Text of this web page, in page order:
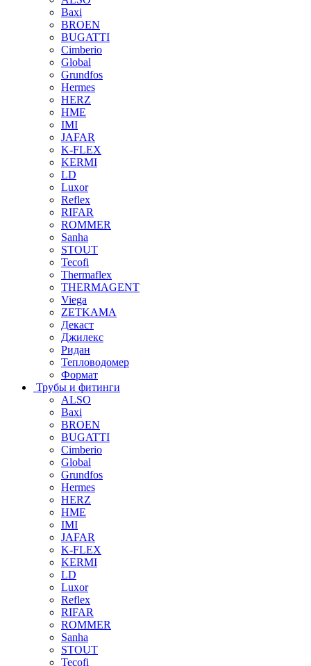
Baxi
BROEN
BUGATTI
Cimberio
Global
Grundfos
Hermes
HERZ
HME
IMI
JAFAR
K-FLEX
KERMI
LD
Luxor
Reflex
RIFAR
ROMMER
Sanha
STOUT
Tecofi
Thermaflex
THERMAGENT
Viega
ZETKAMA
Декаст
Джилекс
Ридан
Тепловодомер
Формат
Трубы и фитинги
ALSO
Baxi
BROEN
BUGATTI
Cimberio
Global
Grundfos
Hermes
HERZ
HME
IMI
JAFAR
K-FLEX
KERMI
LD
Luxor
Reflex
RIFAR
ROMMER
Sanha
STOUT
Tecofi